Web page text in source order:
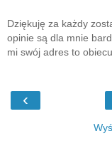
Dziękuję za każdy
opinie są dla mnie
mi swój adres to
‹